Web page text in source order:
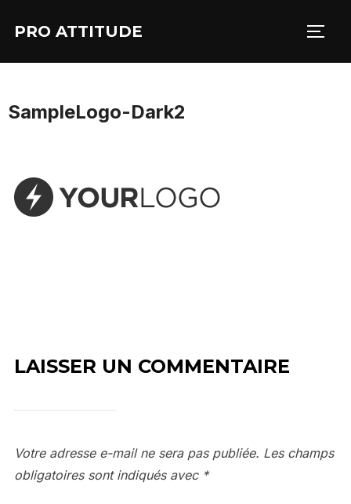
PRO ATTITUDE
SampleLogo-Dark2
LAISSER UN COMMENTAIRE
Votre adresse e-mail ne sera pas publiée. Les champs
obligatoires sont indiqués avec *